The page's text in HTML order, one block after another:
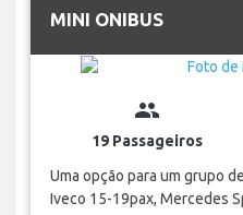
MINI ONIBUS
group
19 Passageiros
Uma opção para um grupo
Iveco 15-19pax, Mercedes